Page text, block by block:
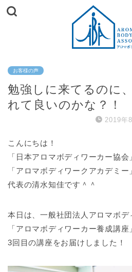
お客様の声
勉強しに来てるのに
れて良いのかな？！
2019年
こんにちは！
「日本アロマボディワーカー協会
「アロマボディワークアカデミー
代表の清水知佳です＾＾
本日は、一般社団法人アロマボデ
「アロマボディワーカー養成講
3回目の講座をお届けしました！